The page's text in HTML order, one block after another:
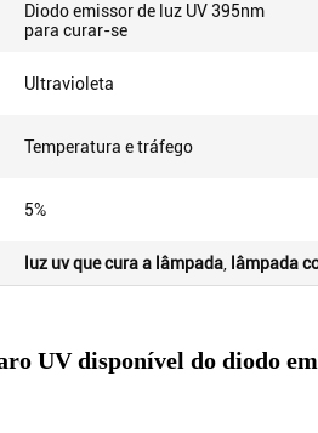
Diodo emissor de luz UV 395nm
para curar-se
Ultravioleta
Temperatura e tráfego
5%
luz uv que cura a lâmpada lâmpada
UV disponível do diodo